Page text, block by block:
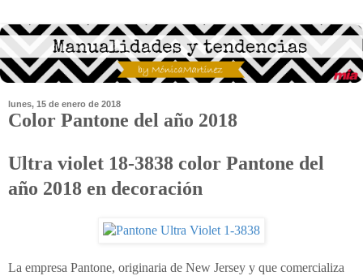
lunes, 15 de enero de 2018
Color Pantone del año 2018
Ultra violet 18-3838 color Pantone del
año 2018 en decoración
La empresa Pantone, originaria de New Jersey y que comercializa